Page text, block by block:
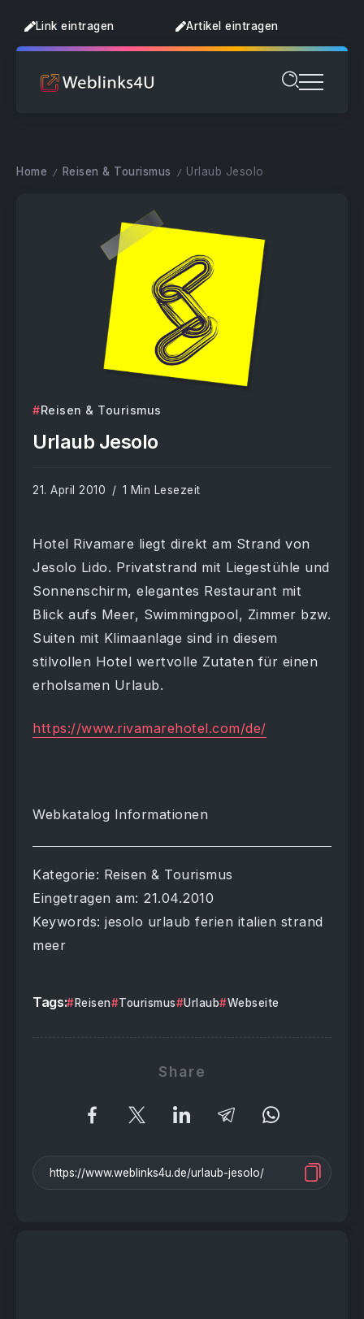
Link eintragen Artikel eintragen
Home / Reisen & Tourismus / Urlaub Jesolo
Reisen & Tourismus
Urlaub Jesolo
21. April 2010 1 Min Lesezeit
Hotel Rivamare liegt direkt am Strand von
Jesolo Lido. Privatstrand mit Liegestühle und
Sonnenschirm, elegantes Restaurant mit
Blick aufs Meer, Swimmingpool, Zimmer bzw.
Suiten mit Klimaanlage sind in diesem
stilvollen Hotel wertvolle Zutaten für einen
erholsamen Urlaub.
https://www.rivamarehotel.com/de/
Webkatalog Informationen
Kategorie: Reisen & Tourismus
Eingetragen am: 21.04.2010
Keywords: jesolo urlaub ferien italien strand
meer
Tags: Reisen Tourismus Urlaub Webseite
Share